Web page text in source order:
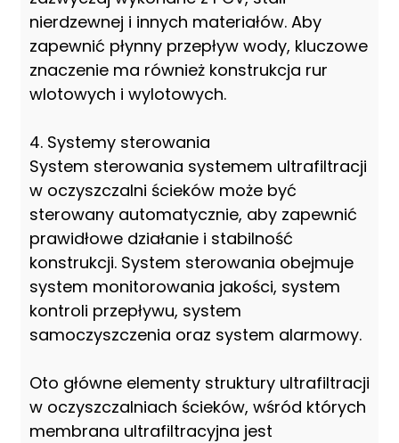
nierdzewnej i innych materiałów. Aby
zapewnić płynny przepływ wody, kluczowe
znaczenie ma również konstrukcja rur
wlotowych i wylotowych.
4. Systemy sterowania
System sterowania systemem ultrafiltracji
w oczyszczalni ścieków może być
sterowany automatycznie, aby zapewnić
prawidłowe działanie i stabilność
konstrukcji. System sterowania obejmuje
system monitorowania jakości, system
kontroli przepływu, system
samoczyszczenia oraz system alarmowy.
Oto główne elementy struktury ultrafiltracji
w oczyszczalniach ścieków, wśród których
membrana ultrafiltracyjna jest